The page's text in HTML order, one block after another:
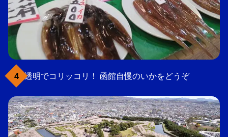
透明でコリッコリ！ 函館自慢のいかをどうぞ